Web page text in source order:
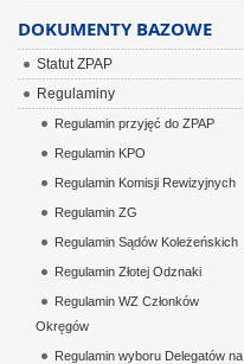
DOKUMENTY BAZOWE
Statut ZPAP
Regulaminy
Regulamin przyjęć do ZPAP
Regulamin KPO
Regulamin Komisji Rewizyjnych
Regulamin ZG
Regulamin Sądów Koleżeńskich
Regulamin Złotej Odznaki
Regulamin WZ Członków
Okręgów
Regulamin wyboru Delegatów na